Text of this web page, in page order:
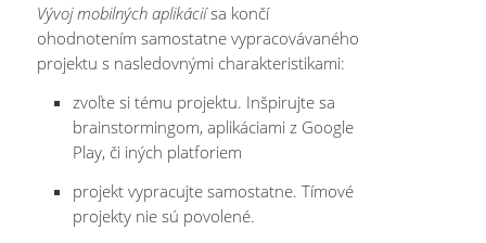
Vývoj mobilných aplikáciísa končí
ohodnotením samostatne vypracovávaného
projektu s nasledovnými charakteristikami:
zvoľte si tému projektu. Inšpirujte sa
brainstormingom, aplikáciami z Google
Play, či iných platforiem
projekt vypracujte samostatne. Tímové
projekty nie sú povolené.